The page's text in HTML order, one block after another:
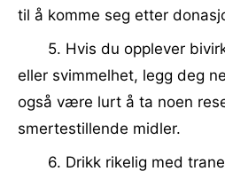
til å komme seg etter
5. Hvis du opplever
eller svimmelhet, legg deg
også være lurt å ta noen
smertestillende midler.
6. Drikk rikelig med